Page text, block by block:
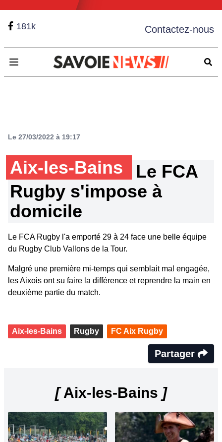
181k Contactez-nous
Open main menu
Le 27/03/2022 à 19:17
Aix-les-Bains
Le FCA
Rugby s'impose à
domicile
Le FCA Rugby l'a emporté 29 à 24 face une belle équipe
du Rugby Club Vallons de la Tour.
Malgré une première mi-temps qui semblait mal engagée,
les Aixois ont su faire la différence et reprendre la main en
deuxième partie du match.
Aix-les-Bains Rugby FC Aix Rugby
Partager
[Aix-les-Bains ]